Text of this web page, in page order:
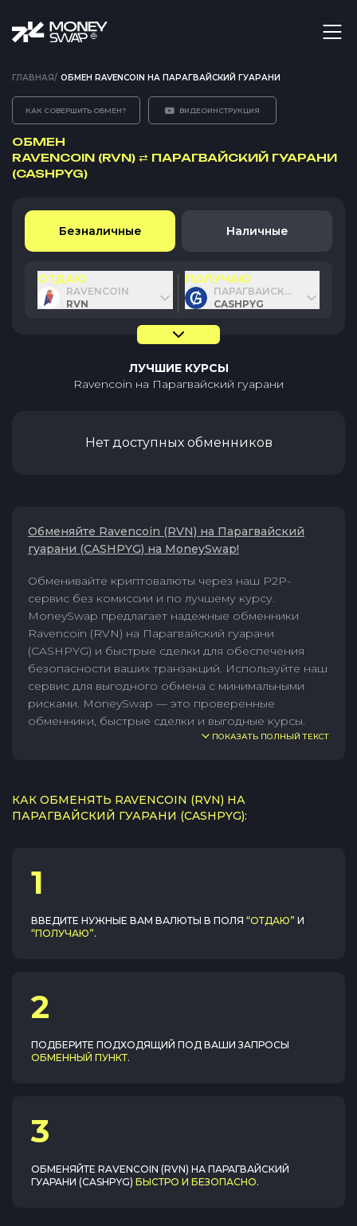
ГЛАВНАЯ/ ОБМЕН RAVENCOIN НА ПАРАГВАЙСКИЙ ГУАРАНИ
КАК СОВЕРШИТЬ ОБМЕН? ВИДЕОИНСТРУКЦИЯ
ОБМЕН
RAVENCOIN (RVN) ⇄ ПАРАГВАЙСКИЙ ГУАРАНИ
(CASHPYG)
Безналичные Наличные
ОТДАЮ
RAVENCOIN
RVN
ПОЛУЧАЮ
ПАРАГВАЙСКИЙ ГУАРАНИ
CASHPYG
ЛУЧШИЕ КУРСЫ
Ravencoin на Парагвайский гуарани
Нет доступных обменников
Обменяйте Ravencoin (RVN) на Парагвайский
гуарани (CASHPYG) на MoneySwap!
Обменивайте криптовалюты через наш P2P-
сервис без комиссии и по лучшему курсу.
MoneySwap предлагает надежные обменники
Ravencoin (RVN) на Парагвайский гуарани
(CASHPYG) и быстрые сделки для обеспечения
безопасности ваших транзакций. Используйте наш
сервис для выгодного обмена с минимальными
рисками. MoneySwap — это проверенные
обменники, быстрые сделки и выгодные курсы.
ПОКАЗАТЬ ПОЛНЫЙ ТЕКСТ
КАК ОБМЕНЯТЬ RAVENCOIN (RVN) НА
ПАРАГВАЙСКИЙ ГУАРАНИ (CASHPYG):
1
ВВЕДИТЕ НУЖНЫЕ ВАМ ВАЛЮТЫ В ПОЛЯ “ОТДАЮ” И
“ПОЛУЧАЮ”.
2
ПОДБЕРИТЕ ПОДХОДЯЩИЙ ПОД ВАШИ ЗАПРОСЫ
ОБМЕННЫЙ ПУНКТ.
3
ОБМЕНЯЙТЕ RAVENCOIN (RVN) НА ПАРАГВАЙСКИЙ
ГУАРАНИ (CASHPYG) БЫСТРО И БЕЗОПАСНО.